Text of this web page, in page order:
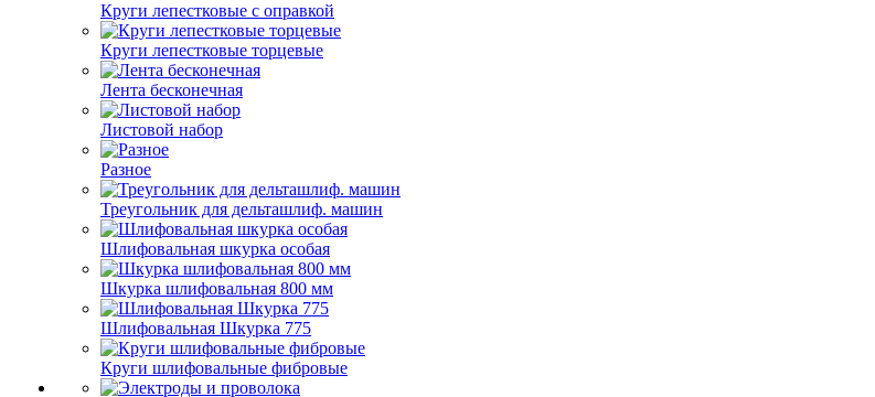
Круги лепестковые с оправкой
Круги лепестковые торцевые
Лента бесконечная
Листовой набор
Разное
Треугольник для дельташлиф. машин
Шлифовальная шкурка особая
Шкурка шлифовальная 800 мм
Шлифовальная Шкурка 775
Круги шлифовальные фибровые